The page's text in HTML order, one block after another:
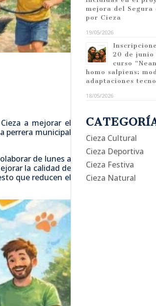
a mejorar el
perrera municipal
de lunes a
la calidad de
que reducen el
mejora del Segura
por Cieza
19/05/2026
20 de junio
curso
homo salpiens:
adaptaciones
18/05/2026
Cieza Cultural
Cieza Deportiva
Cieza Festiva
Cieza Natural